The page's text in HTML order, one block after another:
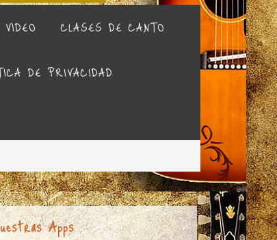
CLASES DE CANTO
DE PRIVACIDAD
Apps